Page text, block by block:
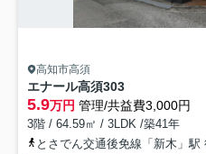
高知市高須
エナール高須303
5.9万円 管理/共益費3,000円
3階 / 64.59㎡ / 3LDK /築41年
とさでん交通後免線「新木」駅